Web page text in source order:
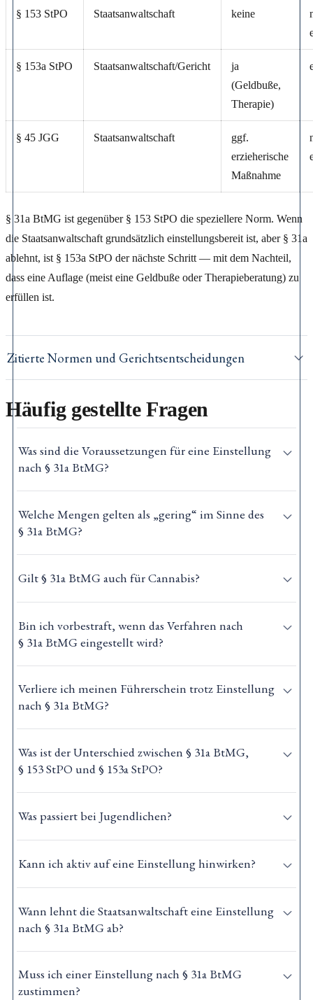
§ 153 StPO Staatsanwaltschaft keine
§ 153a StPO Staatsanwaltschaft/Gericht
ja
(Geldbuße,
Therapie)
§ 45 JGG Staatsanwaltschaft
ggf.
erzieherische
Maßnahme
§ 31a BtMG ist gegenüber § 153 StPO die speziellere Norm. Wenn
die Staatsanwaltschaft grundsätzlich einstellungsbereit ist, aber § 31a
ablehnt, ist § 153a StPO der nächste Schritt — mit dem Nachteil,
dass eine Auflage (meist eine Geldbuße oder Therapieberatung) zu
erfüllen ist.
Zitierte Normen und Gerichtsentscheidungen
Häufig gestellte Fragen
Was sind die Voraussetzungen für eine Einstellung
nach § 31a BtMG?
Welche Mengen gelten als „gering“ im Sinne des
§ 31a BtMG?
Gilt § 31a BtMG auch für Cannabis?
Bin ich vorbestraft, wenn das Verfahren nach
§ 31a BtMG eingestellt wird?
Verliere ich meinen Führerschein trotz Einstellung
nach § 31a BtMG?
Was ist der Unterschied zwischen § 31a BtMG,
§ 153 StPO und § 153a StPO?
Was passiert bei Jugendlichen?
Kann ich aktiv auf eine Einstellung hinwirken?
Wann lehnt die Staatsanwaltschaft eine Einstellung
nach § 31a BtMG ab?
Muss ich einer Einstellung nach § 31a BtMG
zustimmen?